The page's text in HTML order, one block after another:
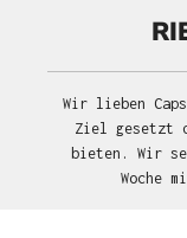
Wir lieben
Ziel gesetzt
bieten. Wir
Woche